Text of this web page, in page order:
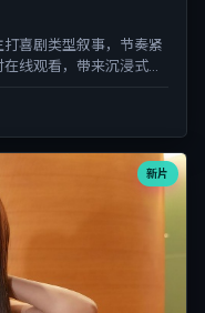
打喜剧类型叙事，节奏紧
线观看，带来沉浸式视
新片